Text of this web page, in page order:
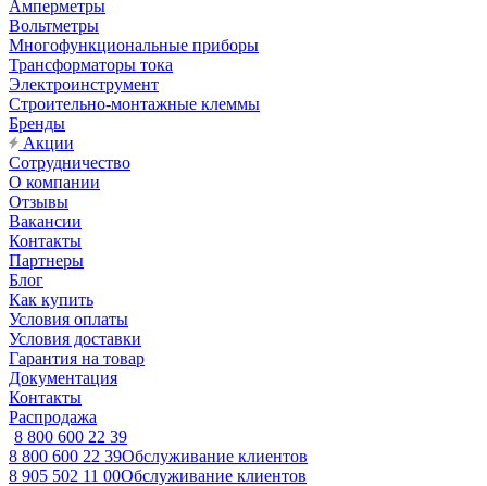
Амперметры
Вольтметры
Многофункциональные приборы
Трансформаторы тока
Электроинструмент
Строительно-монтажные клеммы
Бренды
Акции
Сотрудничество
О компании
Отзывы
Вакансии
Контакты
Партнеры
Блог
Как купить
Условия оплаты
Условия доставки
Гарантия на товар
Документация
Контакты
Распродажа
8 800 600 22 39
8 800 600 22 39Обслуживание клиентов
8 905 502 11 00Обслуживание клиентов